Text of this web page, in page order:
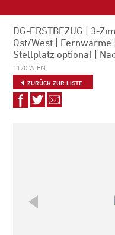
DG-ERSTBEZUG | 3-
Ost/West | Fernwärme
Stellplatz optional |
1170 WIEN
ZURÜCK ZUR LISTE
Auf
Facebook
Auf
Twitter
Via
E-